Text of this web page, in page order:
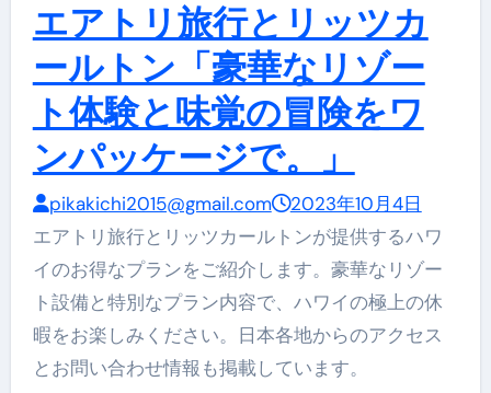
エアトリ旅行とリッツカ
ールトン「豪華なリゾー
ト体験と味覚の冒険をワ
ンパッケージで。」
pikakichi2015@gmail.com
2023年10月4日
エアトリ旅行とリッツカールトンが提供するハワ
イのお得なプランをご紹介します。豪華なリゾー
ト設備と特別なプラン内容で、ハワイの極上の休
暇をお楽しみください。日本各地からのアクセス
とお問い合わせ情報も掲載しています。